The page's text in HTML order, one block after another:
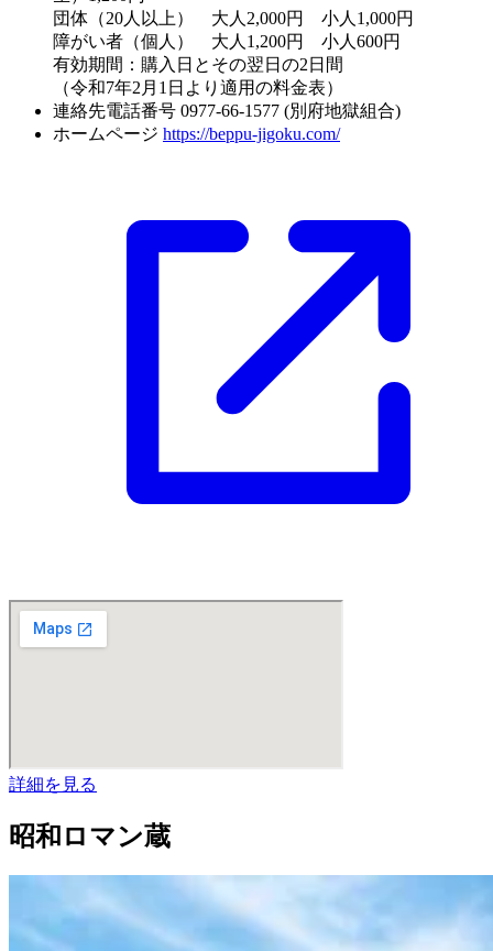
団体（20人以上） 大人2,000円 小人1,000円
障がい者（個人） 大人1,200円 小人600円
有効期間：購入日とその翌日の2日間
（令和7年2月1日より適用の料金表）
連絡先電話番号 0977-66-1577 (別府地獄組合)
ホームページ https://beppu-jigoku.com/
詳細を見る
昭和ロマン蔵